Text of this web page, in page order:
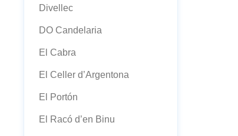
Divellec
DO Candelaria
El Cabra
El Celler d’Argentona
El Portón
El Racó d’en Binu